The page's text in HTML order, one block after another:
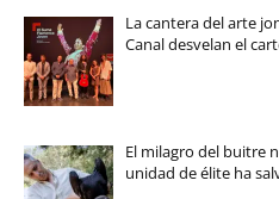
La cantera del arte
Canal desvelan el
El milagro del buitre
unidad de élite ha